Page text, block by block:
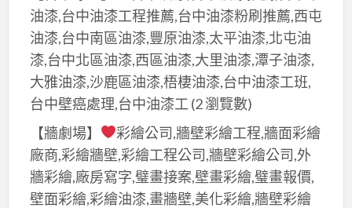
油漆,台中油漆工程推薦,台中油漆粉刷推薦,西屯
油漆,台中南區油漆,豐原油漆,太平油漆,北屯油
漆,台中北區油漆,西區油漆,大里油漆,潭子油漆,
大雅油漆,沙鹿區油漆,梧棲油漆,台中油漆工班,
台中壁癌處理,台中油漆工 (2 瀏覽數)
【牆劇場】
彩繪公司,牆壁彩繪工程,牆面彩繪
廠商,彩繪牆壁,彩繪工程公司,牆壁彩繪公司,外
牆彩繪,廠房寫字,璧畫接案,壁畫彩繪,璧畫報價,
壁面彩繪,彩繪油漆,畫牆壁,美化彩繪,牆壁彩繪